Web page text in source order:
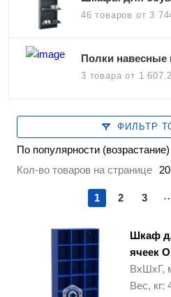
46 товаров от 3
Полки навесные
3 товараот 1
ФИЛЬТР
По популярности (возрастание)
Кол-во товаров на странице
20
1 2 3
Шкаф
ячеек
ВхШхГ,
Вес, кг: